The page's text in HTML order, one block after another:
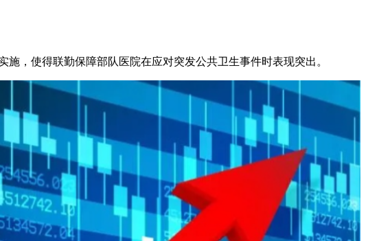
，使得联勤保障部队医院在应对突发公共卫生事件时表现突出。